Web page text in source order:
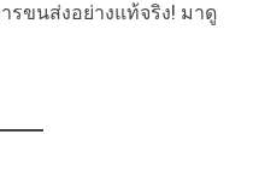
รขนส่งอย่างแท้จริง! มาดู